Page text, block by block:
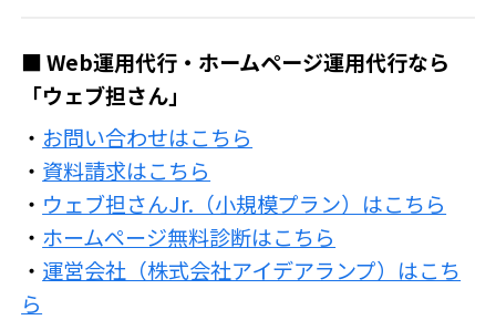
■ Web運用代行・ホームページ運用代行なら
「ウェブ担さん」
・ お問い合わせはこちら
・ 資料請求はこちら
・ ウェブ担さんJr.（小規模プラン）はこちら
・ ホームページ無料診断はこちら
・ 運営会社（株式会社アイデアランプ）はこち
ら